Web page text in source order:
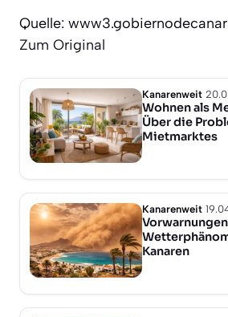
Quelle:
Zum Original
Kanarenweit
Wohnen als
Über die
Mietmarktes
Kanarenweit
Kanaren